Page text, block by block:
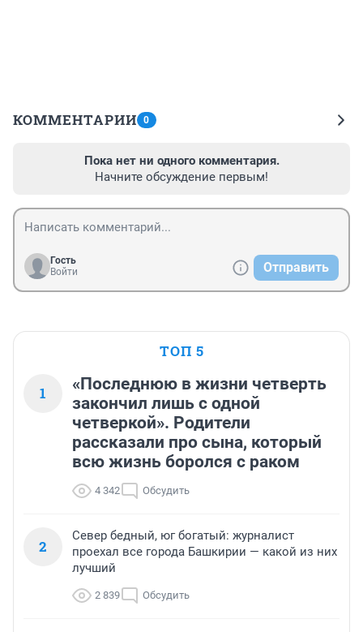
КОММЕНТАРИИ 0
Пока нет ни одного комментария.
Начните обсуждение первым!
Гость
Войти
Отправить
ТОП 5
1
«Последнюю в жизни четверть
закончил лишь с одной
четверкой». Родители
рассказали про сына, который
всю жизнь боролся с раком
4 342 Обсудить
2
Север бедный, юг богатый: журналист
проехал все города Башкирии — какой из них
лучший
2 839 Обсудить